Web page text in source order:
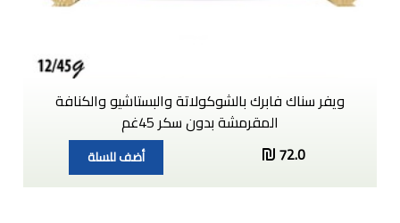
ويفر سناك فابرك بالشوكولاتة والبستاشيو والكنافة
المقرمشة بدون سكر 45غم
72.0
أضف للسلة